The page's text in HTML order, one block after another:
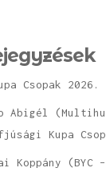
Csopak 2026.
Abigél
Kupa
Koppány (BYC